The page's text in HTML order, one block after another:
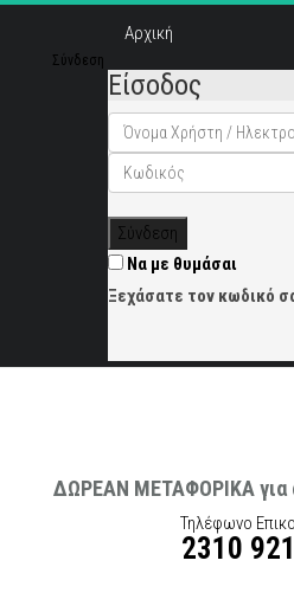
Αρχική
Σύνδεση
Είσοδος
Σύνδεση
Να με θυμάσαι
Ξεχάσατε τον κωδικό
ΔΩΡΕΑΝ ΜΕΤΑΦΟΡΙΚΑ για
Τηλέφωνο
2310